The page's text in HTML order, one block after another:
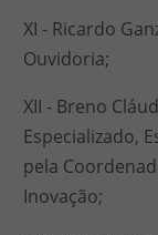
XI - Ricardo
Ouvidoria;
XII - Breno
Especializado,
pela
Inovação;